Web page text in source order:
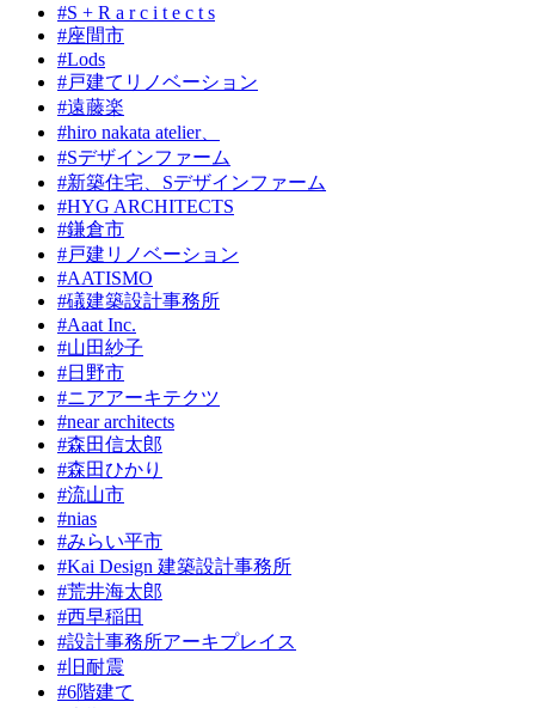
#S + R a r c i t e c t s
#座間市
#Lods
#戸建てリノベーション
#遠藤楽
#hiro nakata atelier、
#Sデザインファーム
#新築住宅、Sデザインファーム
#HYG ARCHITECTS
#鎌倉市
#戸建リノベーション
#AATISMO
#礒建築設計事務所
#Aaat Inc.
#山田紗子
#日野市
#ニアアーキテクツ
#near architects
#森田信太郎
#森田ひかり
#流山市
#nias
#みらい平市
#Kai Design 建築設計事務所
#荒井海太郎
#西早稲田
#設計事務所アーキプレイス
#旧耐震
#6階建て